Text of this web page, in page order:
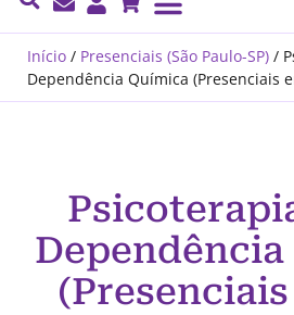
Início / Presenciais (São Paulo-SP) /
Dependência Química (Presenciais
(Presenciais